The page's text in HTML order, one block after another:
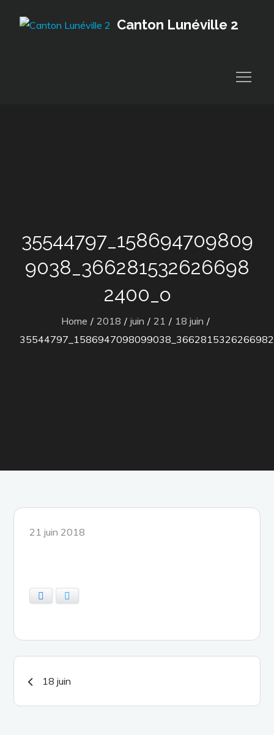
Canton Lunéville 2
35544797_158694709809
9038_366281532626698
2400_o
Home 2018 juin 21
18 juin
Posted
21 juin 2018
Navigation
de
18 juin